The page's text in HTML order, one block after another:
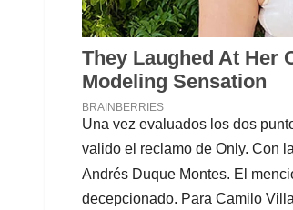
Una vez evaluados los dos
valido el reclamo de Only. Con
Andrés Duque Montes. El
decepcionado. Para Camilo